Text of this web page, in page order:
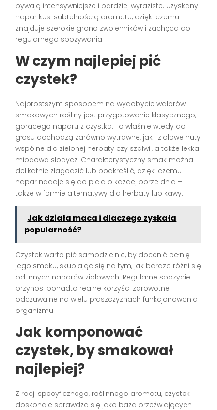
bywają intensywniejsze i bardziej wyraziste. Uzyskany
napar kusi subtelnością aromatu, dzięki czemu
znajduje szerokie grono zwolenników i zachęca do
regularnego spożywania.
W czym najlepiej pić
czystek?
Najprostszym sposobem na wydobycie walorów
smakowych rośliny jest przygotowanie klasycznego,
gorącego naparu z czystka. To właśnie wtedy do
głosu dochodzą zarówno wytrawne, jak i ziołowe nuty
wspólne dla zielonej herbaty czy szałwii, a także lekka
miodowa słodycz. Charakterystyczny smak można
delikatnie złagodzić lub podkreślić, dzięki czemu
napar nadaje się do picia o każdej porze dnia –
także w formie alternatywy dla herbaty lub kawy.
Jak działa maca i dlaczego zyskała
popularność?
Czystek warto pić samodzielnie, by docenić pełnię
jego smaku, skupiając się na tym, jak bardzo różni się
od innych naparów ziołowych. Regularne spożycie
przynosi ponadto realne korzyści zdrowotne –
odczuwalne na wielu płaszczyznach funkcjonowania
organizmu.
Jak komponować
czystek, by smakował
najlepiej?
Z racji specyficznego, roślinnego aromatu, czystek
doskonale sprawdza się jako baza orzeźwiających